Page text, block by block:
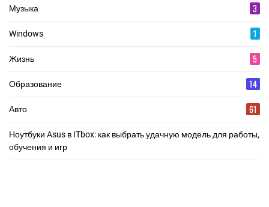
Музыка 3
Windows 1
Жизнь 5
Образование 14
Авто 61
Ноутбуки Asus в ITbox: как выбрать удачную модель для работы,
обучения и игр